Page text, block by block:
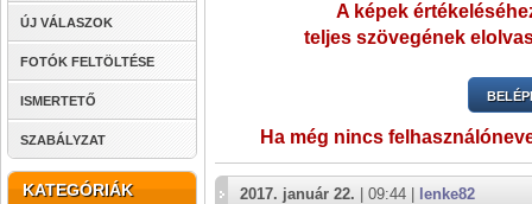
ÚJ VÁLASZOK
FOTÓK FELTÖLTÉSE
ISMERTETŐ
SZABÁLYZAT
KATEGÓRIÁK
A képek
teljes szövegének
Ha még nincs
2017. január 22. | 09:44 | lenke82